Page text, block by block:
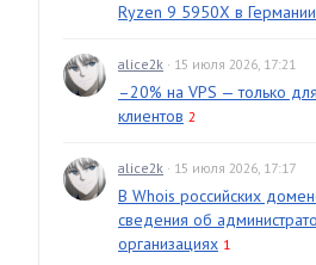
Ryzen 9 5950X в Германии
alice2k · 15 июля 2026, 17:21
–20% на VPS — только
клиентов 2
alice2k · 15 июля 2026, 17:17
В Whois российских
сведения об
организациях 1